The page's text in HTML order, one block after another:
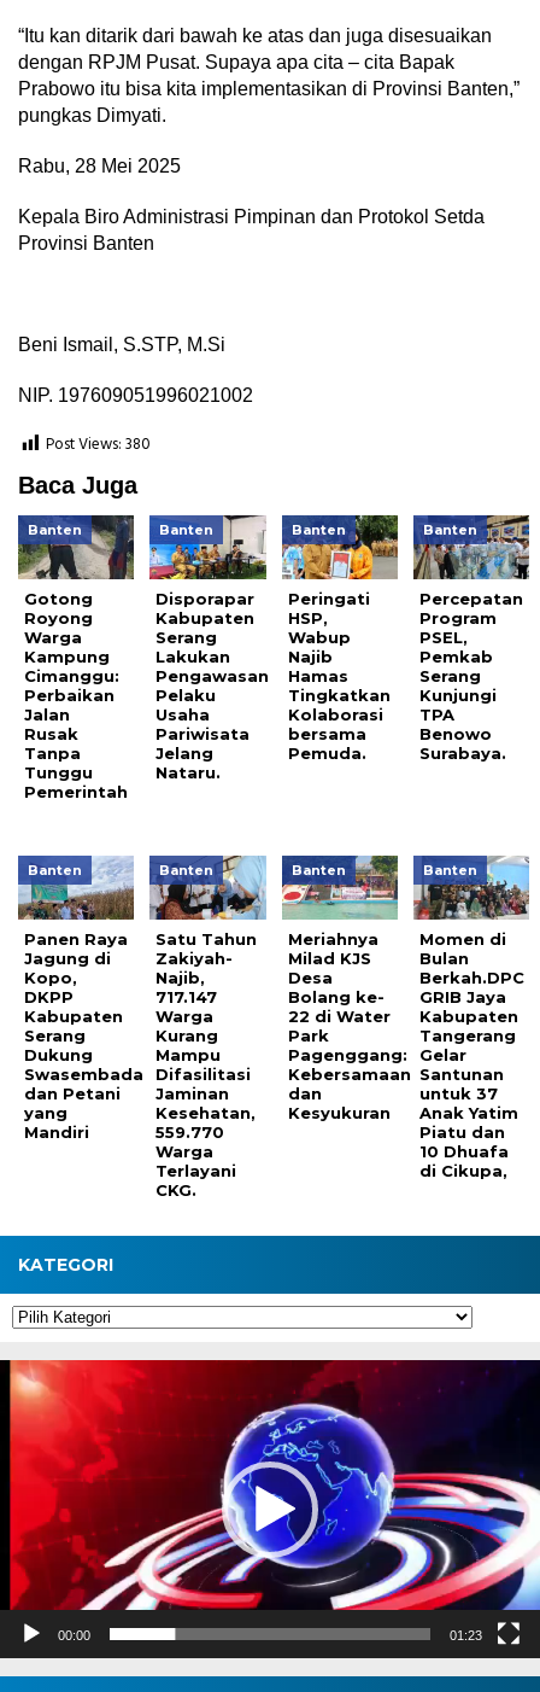
“Itu kan ditarik dari bawah ke atas dan juga disesuaikan
dengan RPJM Pusat. Supaya apa cita – cita Bapak
Prabowo itu bisa kita implementasikan di Provinsi Banten,”
pungkas Dimyati.
Rabu, 28 Mei 2025
Kepala Biro Administrasi Pimpinan dan Protokol Setda
Provinsi Banten
Beni Ismail, S.STP, M.Si
NIP. 197609051996021002
Post Views:380
Baca Juga
Banten
Gotong
Royong
Warga
Kampung
Cimanggu:
Perbaikan
Jalan
Rusak
Tanpa
Tunggu
Pemerintah
Banten
Disporapar
Kabupaten
Serang
Lakukan
Pengawasan
Pelaku
Usaha
Pariwisata
Jelang
Nataru.
Banten
Peringati
HSP,
Wabup
Najib
Hamas
Tingkatkan
Kolaborasi
bersama
Pemuda.
Banten
Percepatan
Program
PSEL,
Pemkab
Serang
Kunjungi
TPA
Benowo
Surabaya.
Banten
Panen Raya
Jagung di
Kopo,
DKPP
Kabupaten
Serang
Dukung
Swasembada
dan Petani
yang
Mandiri
Banten
Satu Tahun
Zakiyah-
Najib,
717.147
Warga
Kurang
Mampu
Difasilitasi
Jaminan
Kesehatan,
559.770
Warga
Terlayani
CKG.
Banten
Meriahnya
Milad KJS
Desa
Bolang ke-
22 di Water
Park
Pagenggang:
Kebersamaan
dan
Kesyukuran
Banten
Momen di
Bulan
Berkah.DPC
GRIB Jaya
Kabupaten
Tangerang
Gelar
Santunan
untuk 37
Anak Yatim
Piatu dan
10 Dhuafa
di Cikupa,
KATEGORI
Kategori
Pemutar
Video
00:00 01:23